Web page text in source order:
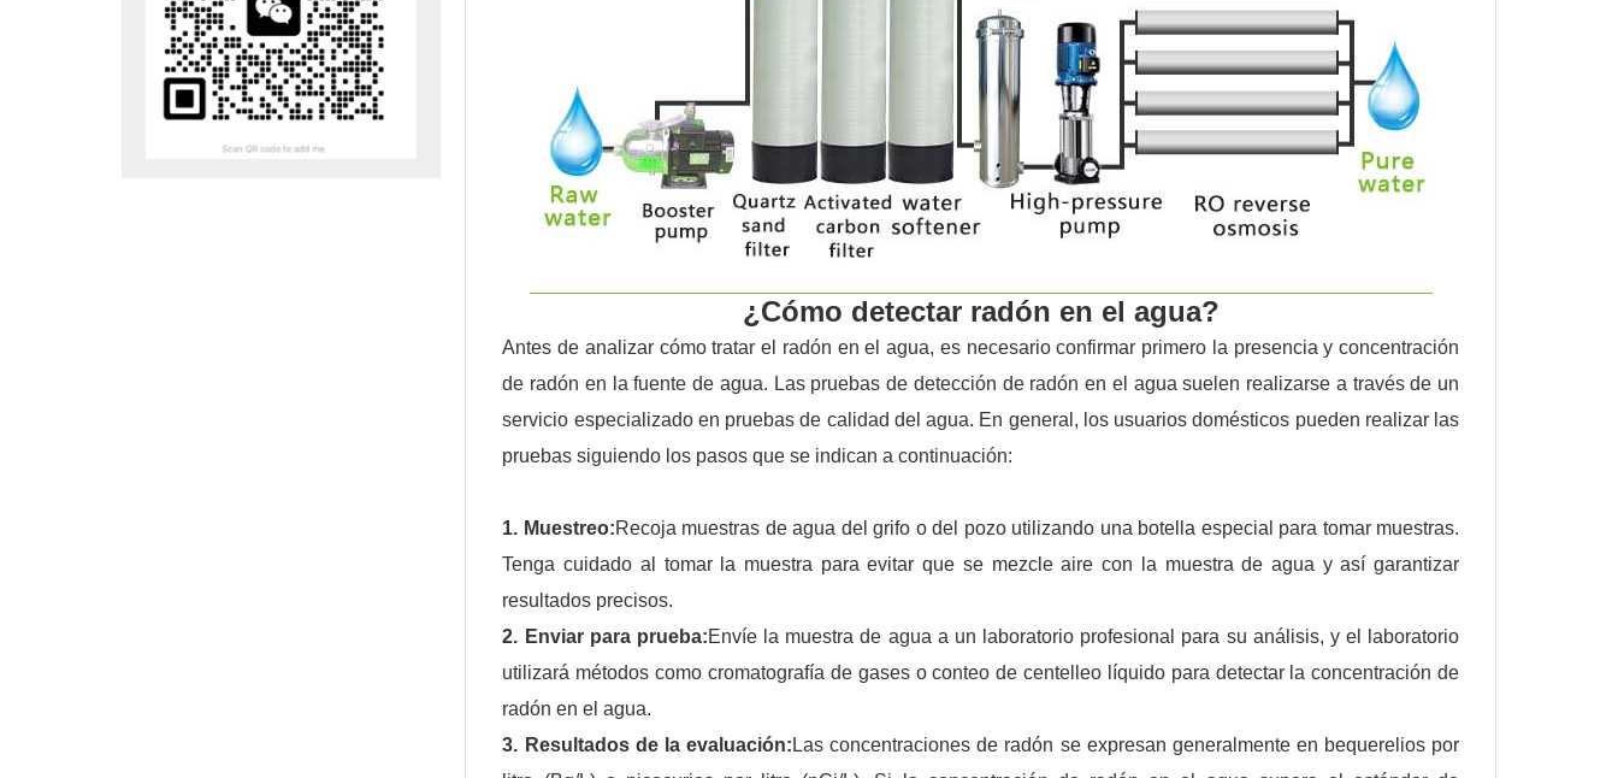
¿Cómo detectar radón en el agua?
Antes de analizar cómo tratar el radón en el agua, es necesario confirmar primero la presencia y concentración
de radón en la fuente de agua. Las pruebas de detección de radón en el agua suelen realizarse a través de un
servicio especializado en pruebas de calidad del agua. En general, los usuarios domésticos pueden realizar las
pruebas siguiendo los pasos que se indican a continuación:
1. Muestreo:Recoja muestras de agua del grifo o del pozo utilizando una botella especial para tomar muestras.
Tenga cuidado al tomar la muestra para evitar que se mezcle aire con la muestra de agua y así garantizar
resultados precisos.
2. Enviar para prueba:Envíe la muestra de agua a un laboratorio profesional para su análisis, y el laboratorio
utilizará métodos como cromatografía de gases o conteo de centelleo líquido para detectar la concentración de
radón en el agua.
3. Resultados de la evaluación: Las concentraciones de radón se expresan generalmente en bequerelios por